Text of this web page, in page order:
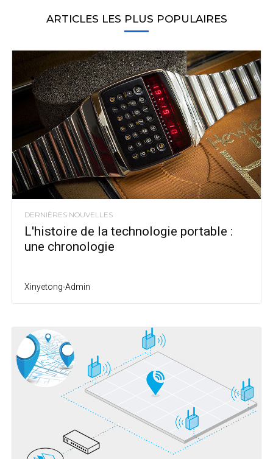
ARTICLES LES PLUS POPULAIRES
DERNIÈRES NOUVELLES
L'histoire de la technologie portable :
une chronologie
Xinyetong-Admin